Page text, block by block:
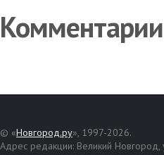
Комментарии
© «Новгород.ру», 1997-2026.
Адрес редакции: Великий Новгород,